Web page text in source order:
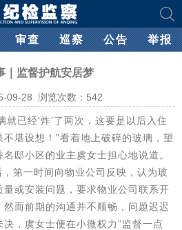
审查 巡察 公告 举报
｜监督护航安居梦
09-28 浏览次数： 542
就已经‘炸’了两次，这要是以后入住
堪设想！”看着地上破碎的玻璃，望
邸小区的业主虞女士担心地说道。
第一时间向物业公司反映，认为玻
或安装问题，要求物业公司联系开
而前期的沟通并不顺畅，问题迟迟
，虞女士便在小微权力“监督一点